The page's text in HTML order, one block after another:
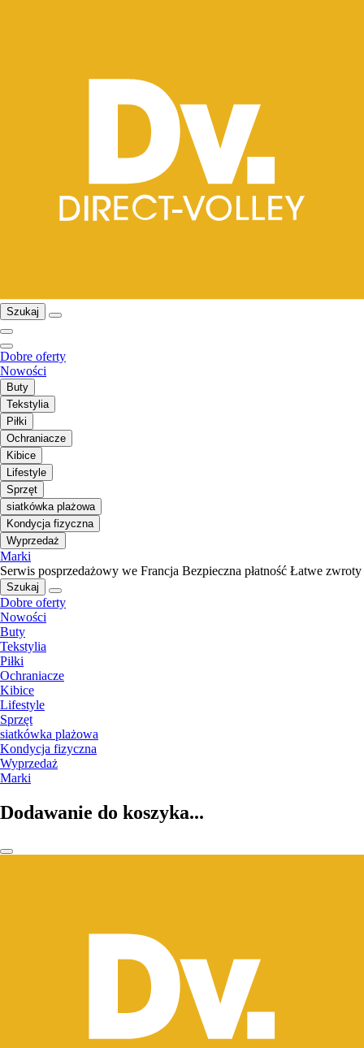
Szukaj
Dobre oferty
Nowości
Buty
Tekstylia
Piłki
Ochraniacze
Kibice
Lifestyle
Sprzęt
siatkówka plażowa
Kondycja fizyczna
Wyprzedaż
Marki
Serwis posprzedażowy we Francja Bezpieczna płatność Łatwe zwroty
Szukaj
Dobre oferty
Nowości
Buty
Tekstylia
Piłki
Ochraniacze
Kibice
Lifestyle
Sprzęt
siatkówka plażowa
Kondycja fizyczna
Wyprzedaż
Marki
Dodawanie do koszyka...